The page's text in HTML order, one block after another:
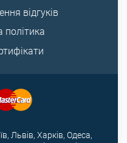
відгуків
політика
Львів, Харків, Одеса,